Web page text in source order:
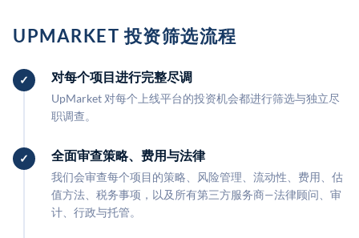
UPMARKET 投资筛选流程
对每个项目进行完整尽调
UpMarket 对每个上线平台的投资机会都进行筛选与独立尽
职调查。
全面审查策略、费用与法律
我们会审查每个项目的策略、风险管理、流动性、费用、估
值方法、税务事项，以及所有第三方服务商—法律顾问、审
计、行政与托管。